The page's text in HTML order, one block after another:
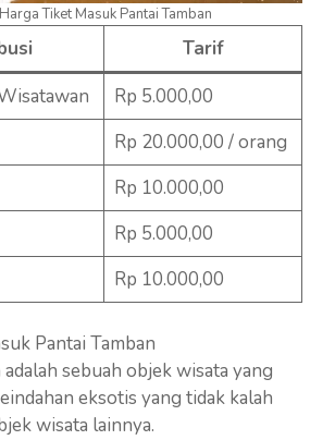
Tiket Masuk Pantai Tamban
Tarif
Rp 5.000,00
Rp 20.000,00 / orang
Rp 10.000,00
Rp 5.000,00
Rp 10.000,00
Pantai Tamban
adalah sebuah objek wisata yang
eksotis yang tidak kalah
wisata lainnya.